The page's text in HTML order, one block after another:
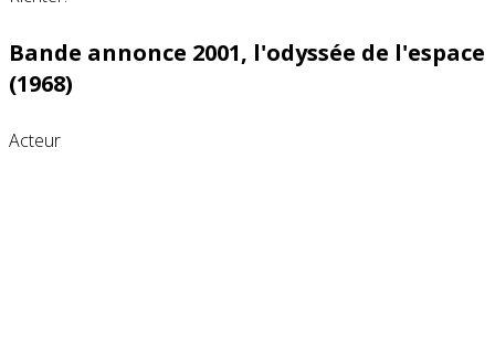
Bande annonce 2001, l'odyssée de l'espace
(1968)
Acteur